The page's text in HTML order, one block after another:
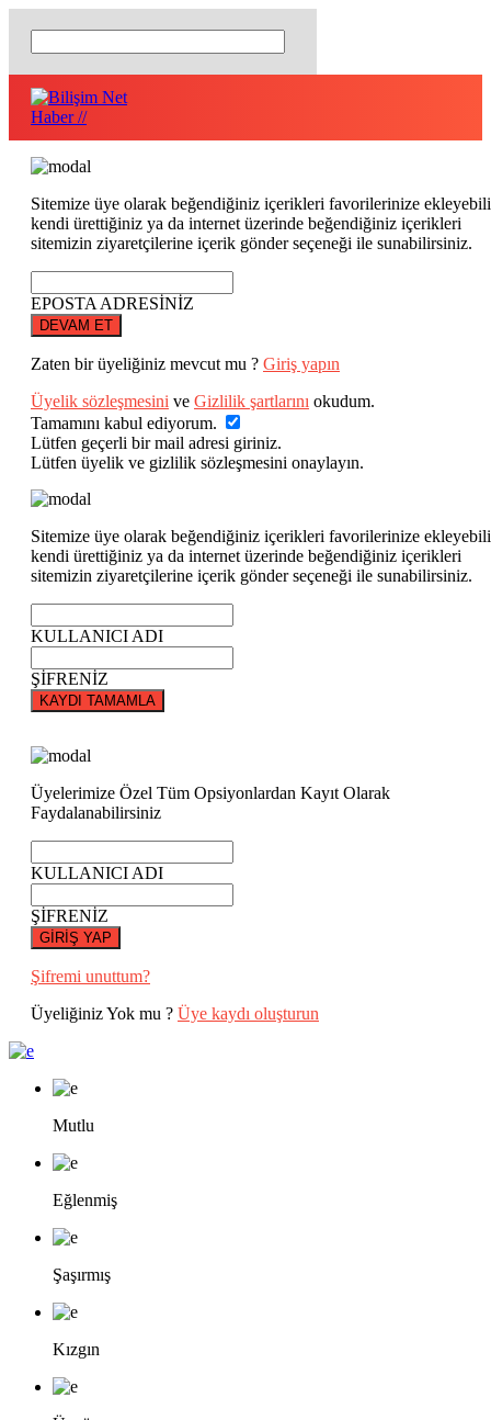
Sitemize üye olarak beğendiğiniz içerikleri favorilerinize
kendi ürettiğiniz ya da internet üzerinde beğendiğiniz içerikleri
sitemizin ziyaretçilerine içerik gönder seçeneği ile sunabilirsiniz.
EPOSTA ADRESİNİZ
DEVAM ET
Zaten bir üyeliğiniz mevcut mu ? Giriş yapın
Üyelik sözleşmesini ve Gizlilik şartlarını okudum.
Tamamını kabul ediyorum.
Lütfen geçerli bir mail adresi giriniz.
Lütfen üyelik ve gizlilik sözleşmesini onaylayın.
Sitemize üye olarak beğendiğiniz içerikleri favorilerinize
kendi ürettiğiniz ya da internet üzerinde beğendiğiniz içerikleri
sitemizin ziyaretçilerine içerik gönder seçeneği ile sunabilirsiniz.
KULLANICI ADI
ŞİFRENİZ
KAYDI TAMAMLA
Üyelerimize Özel Tüm Opsiyonlardan Kayıt Olarak
Faydalanabilirsiniz
KULLANICI ADI
ŞİFRENİZ
GİRİŞ YAP
Şifremi unuttum?
Üyeliğiniz Yok mu ? Üye kaydı oluşturun
Mutlu
Eğlenmiş
Şaşırmış
Kızgın